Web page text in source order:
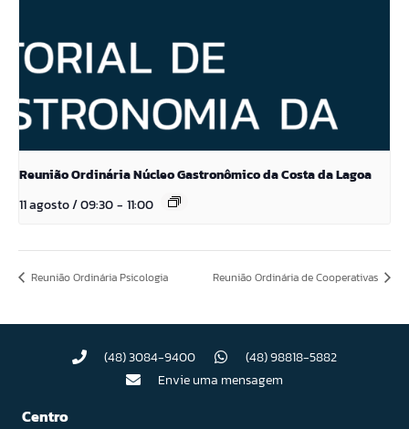
Reunião Ordinária Núcleo Gastronômico da Costa da Lagoa
11 agosto / 09:30- 11:00
Reunião Ordinária Psicologia Reunião Ordinária de Cooperativas
(48) 3084-9400
(48) 98818-5882
Envie uma mensagem
Centro